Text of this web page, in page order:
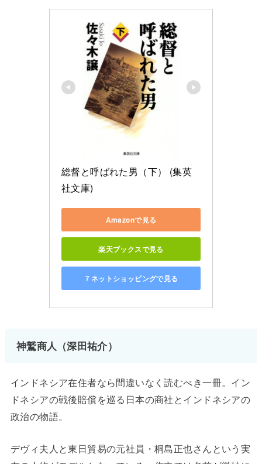
総督と呼ばれた男（下） (集英
社文庫)
Amazonで見る
楽天ブックスで見る
７ネットショッピングで見る
神鷲商人（深田祐介）
インドネシア在住者なら間違いなく読むべき一冊。イン
ドネシアの戦後賠償を巡る日本の商社とインドネシアの
政治の物語。
デヴィ夫人と東日貿易の元社員・桐島正也さんという実